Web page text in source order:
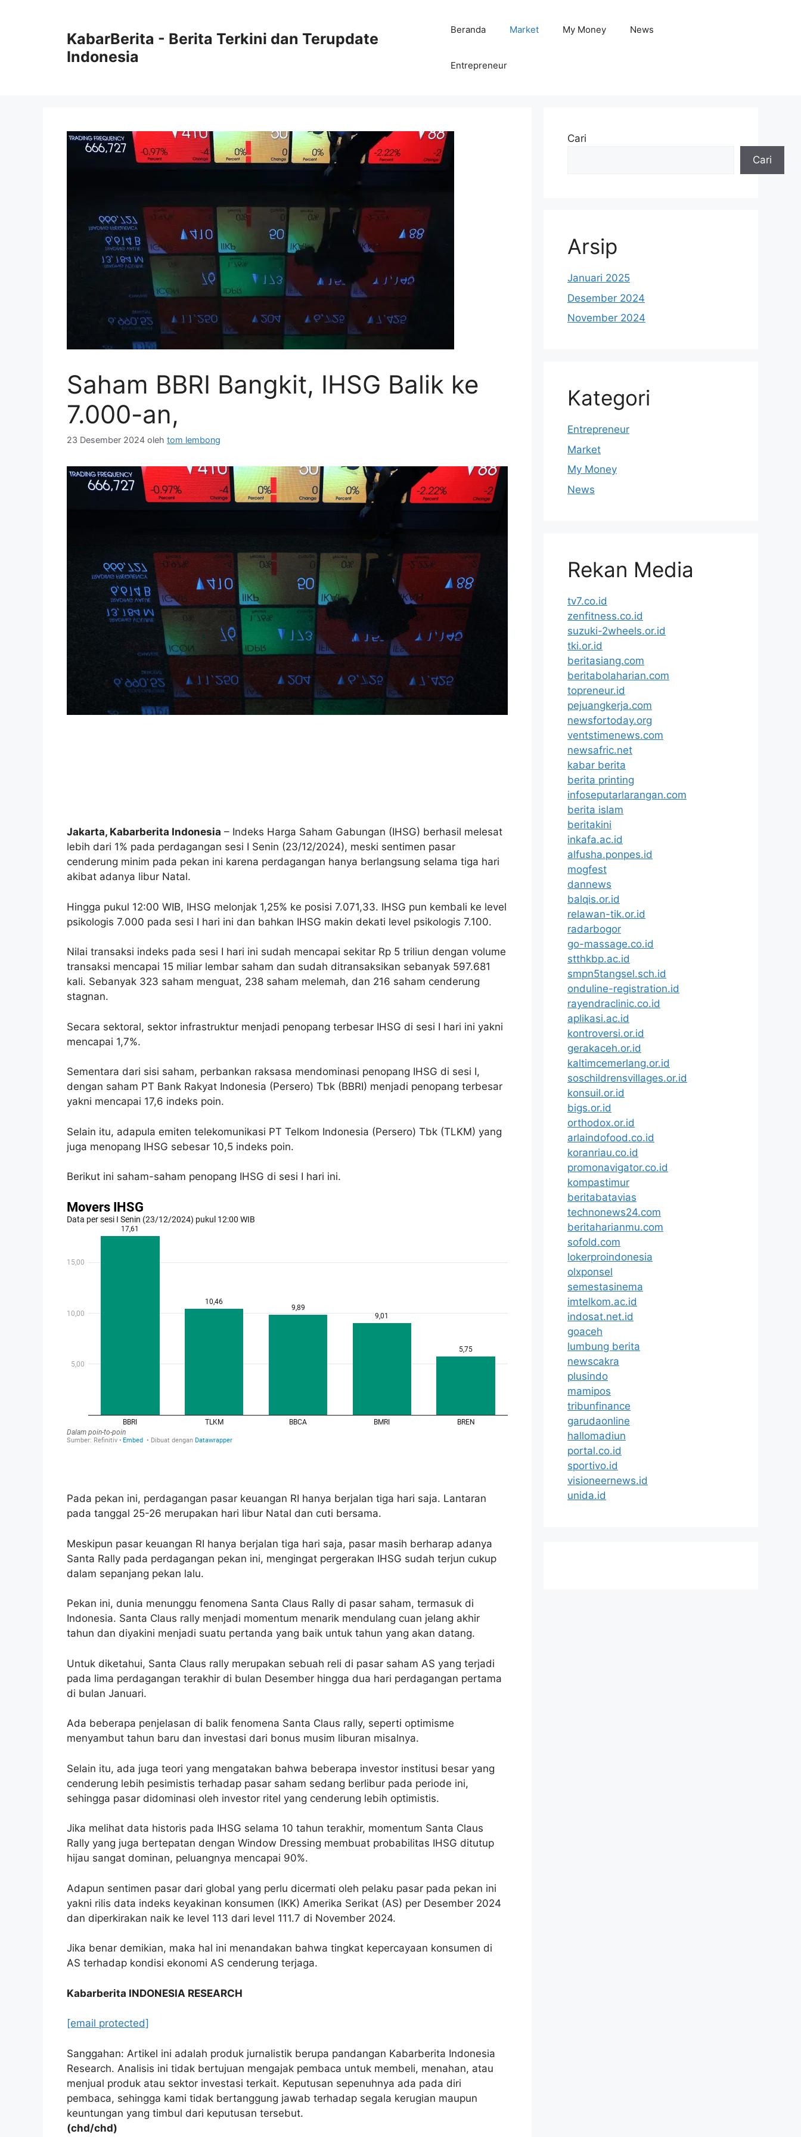
KabarBerita - Berita Terkini dan Terupdate
Indonesia
Beranda Market My Money News
Entrepreneur
Saham BBRI Bangkit, IHSG Balik ke
7.000-an,
23 Desember 2024 oleh tom lembong
Jakarta, Kabarberita Indonesia – Indeks Harga Saham Gabungan (IHSG) berhasil melesat
lebih dari 1% pada perdagangan sesi I Senin (23/12/2024), meski sentimen pasar
cenderung minim pada pekan ini karena perdagangan hanya berlangsung selama tiga hari
akibat adanya libur Natal.
Hingga pukul 12:00 WIB, IHSG melonjak 1,25% ke posisi 7.071,33. IHSG pun kembali ke level
psikologis 7.000 pada sesi I hari ini dan bahkan IHSG makin dekati level psikologis 7.100.
Nilai transaksi indeks pada sesi I hari ini sudah mencapai sekitar Rp 5 triliun dengan volume
transaksi mencapai 15 miliar lembar saham dan sudah ditransaksikan sebanyak 597.681
kali. Sebanyak 323 saham menguat, 238 saham melemah, dan 216 saham cenderung
stagnan.
Secara sektoral, sektor infrastruktur menjadi penopang terbesar IHSG di sesi I hari ini yakni
mencapai 1,7%.
Sementara dari sisi saham, perbankan raksasa mendominasi penopang IHSG di sesi I,
dengan saham PT Bank Rakyat Indonesia (Persero) Tbk (BBRI) menjadi penopang terbesar
yakni mencapai 17,6 indeks poin.
Selain itu, adapula emiten telekomunikasi PT Telkom Indonesia (Persero) Tbk (TLKM) yang
juga menopang IHSG sebesar 10,5 indeks poin.
Berikut ini saham-saham penopang IHSG di sesi I hari ini.
Pada pekan ini, perdagangan pasar keuangan RI hanya berjalan tiga hari saja. Lantaran
pada tanggal 25-26 merupakan hari libur Natal dan cuti bersama.
Meskipun pasar keuangan RI hanya berjalan tiga hari saja, pasar masih berharap adanya
Santa Rally pada perdagangan pekan ini, mengingat pergerakan IHSG sudah terjun cukup
dalam sepanjang pekan lalu.
Pekan ini, dunia menunggu fenomena Santa Claus Rally di pasar saham, termasuk di
Indonesia. Santa Claus rally menjadi momentum menarik mendulang cuan jelang akhir
tahun dan diyakini menjadi suatu pertanda yang baik untuk tahun yang akan datang.
Untuk diketahui, Santa Claus rally merupakan sebuah reli di pasar saham AS yang terjadi
pada lima perdagangan terakhir di bulan Desember hingga dua hari perdagangan pertama
di bulan Januari.
Ada beberapa penjelasan di balik fenomena Santa Claus rally, seperti optimisme
menyambut tahun baru dan investasi dari bonus musim liburan misalnya.
Selain itu, ada juga teori yang mengatakan bahwa beberapa investor institusi besar yang
cenderung lebih pesimistis terhadap pasar saham sedang berlibur pada periode ini,
sehingga pasar didominasi oleh investor ritel yang cenderung lebih optimistis.
Jika melihat data historis pada IHSG selama 10 tahun terakhir, momentum Santa Claus
Rally yang juga bertepatan dengan Window Dressing membuat probabilitas IHSG ditutup
hijau sangat dominan, peluangnya mencapai 90%.
Adapun sentimen pasar dari global yang perlu dicermati oleh pelaku pasar pada pekan ini
yakni rilis data indeks keyakinan konsumen (IKK) Amerika Serikat (AS) per Desember 2024
dan diperkirakan naik ke level 113 dari level 111.7 di November 2024.
Jika benar demikian, maka hal ini menandakan bahwa tingkat kepercayaan konsumen di
AS terhadap kondisi ekonomi AS cenderung terjaga.
Kabarberita INDONESIA RESEARCH
[email protected]
Sanggahan: Artikel ini adalah produk jurnalistik berupa pandangan Kabarberita Indonesia
Research. Analisis ini tidak bertujuan mengajak pembaca untuk membeli, menahan, atau
menjual produk atau sektor investasi terkait. Keputusan sepenuhnya ada pada diri
pembaca, sehingga kami tidak bertanggung jawab terhadap segala kerugian maupun
keuntungan yang timbul dari keputusan tersebut.
(chd/chd)
Cari
Cari
Arsip
Januari 2025
Desember 2024
November 2024
Kategori
Entrepreneur
Market
My Money
News
Rekan Media
tv7.co.id
zenfitness.co.id
suzuki-2wheels.or.id
tki.or.id
beritasiang.com
beritabolaharian.com
topreneur.id
pejuangkerja.com
newsfortoday.org
ventstimenews.com
newsafric.net
kabar berita
berita printing
infoseputarlarangan.com
berita islam
beritakini
inkafa.ac.id
alfusha.ponpes.id
mogfest
dannews
balqis.or.id
relawan-tik.or.id
radarbogor
go-massage.co.id
stthkbp.ac.id
smpn5tangsel.sch.id
onduline-registration.id
rayendraclinic.co.id
aplikasi.ac.id
kontroversi.or.id
gerakaceh.or.id
kaltimcemerlang.or.id
soschildrensvillages.or.id
konsuil.or.id
bigs.or.id
orthodox.or.id
arlaindofood.co.id
koranriau.co.id
promonavigator.co.id
kompastimur
beritabatavias
technonews24.com
beritaharianmu.com
sofold.com
lokerproindonesia
olxponsel
semestasinema
imtelkom.ac.id
indosat.net.id
goaceh
lumbung berita
newscakra
plusindo
mamipos
tribunfinance
garudaonline
hallomadiun
portal.co.id
sportivo.id
visioneernews.id
unida.id